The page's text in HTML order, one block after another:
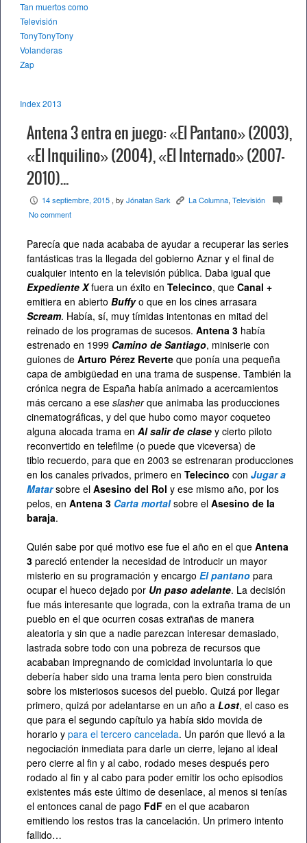
Tan muertos como
Televisión
TonyTonyTony
Volanderas
Zap
Index 2013
Antena 3 entra en juego: «El Pantano» (2003),
«El Inquilino» (2004), «El Internado» (2007-
2010)…
P 14 septiembre, 2015 , by Jónatan Sark K La Columna,Televisión c
No comment
Parecía que nada acababa de ayudar a recuperar las series
fantásticas tras la llegada del gobierno Aznar y el final de
cualquier intento en la televisión pública. Daba igual que
Expediente Xfuera un éxito en Telecinco, que Canal +
emitiera en abierto Buffy o que en los cines arrasara
Scream. Había, sí, muy tímidas intentonas en mitad del
reinado de los programas de sucesos. Antena 3 había
estrenado en 1999 Camino de Santiago, miniserie con
guiones de Arturo Pérez Reverte que ponía una pequeña
capa de ambigüedad en una trama de suspense. También la
crónica negra de España había animado a acercamientos
más cercano a ese slasherque animaba las producciones
cinematográficas, y del que hubo como mayor coqueteo
alguna alocada trama en Al salir de clase y cierto piloto
reconvertido en telefilme (o puede que viceversa) de
tibio recuerdo, para que en 2003 se estrenaran producciones
en los canales privados, primero en Telecinco con Jugar a
Matarsobre el Asesino del Rol y ese mismo año, por los
pelos, en Antena 3 Carta mortalsobre el Asesino de la
baraja.
Quién sabe por qué motivo ese fue el año en el que Antena
3 pareció entender la necesidad de introducir un mayor
misterio en su programación y encargo El pantano para
ocupar el hueco dejado por Un paso adelante. La decisión
fue más interesante que lograda, con la extraña trama de un
pueblo en el que ocurren cosas extrañas de manera
aleatoria y sin que a nadie parezcan interesar demasiado,
lastrada sobre todo con una pobreza de recursos que
acababan impregnando de comicidad involuntaria lo que
debería haber sido una trama lenta pero bien construida
sobre los misteriosos sucesos del pueblo. Quizá por llegar
primero, quizá por adelantarse en un año a Lost, el caso es
que para el segundo capítulo ya había sido movida de
horario y para el tercero cancelada. Un parón que llevó a la
negociación inmediata para darle un cierre, lejano al ideal
pero cierre al fin y al cabo, rodado meses después pero
rodado al fin y al cabo para poder emitir los ocho episodios
existentes más este último de desenlace, al menos si tenías
el entonces canal de pago FdF en el que acabaron
emitiendo los restos tras la cancelación. Un primero intento
fallido…